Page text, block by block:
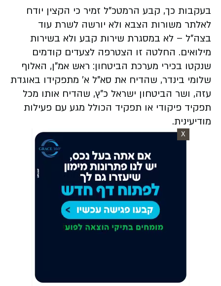
בעקבות כך, קבע הרמטכ"ל זמיר כי הקצין יודח
לאלתר משורות הצבא ולא יורשה לשרת עוד
בצה"ל – לא במסגרת שירות קבע ולא בשירות
מילואים. החלטה זו הצטרפה לצעדים קודמים
שנקטו בכירי מערכת הביטחון: ראש אמ"ן, האלוף
שלומי בינדר, שהדיח את סא"ל א' מתפקידו באוגדת
עזה, ושר הביטחון ישראל כ"ץ, שהדיח אותו מכל
תפקיד פיקודי או תפקיד הכולל מגע עם פעילות
מודיעינית.
X